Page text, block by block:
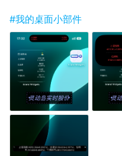
#我的桌面小部件